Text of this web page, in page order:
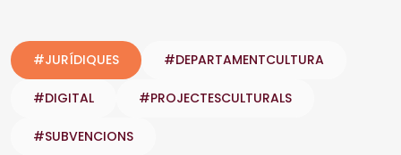
#JURÍDIQUES #DEPARTAMENTCULTURA
#DIGITAL #PROJECTESCULTURALS
#SUBVENCIONS